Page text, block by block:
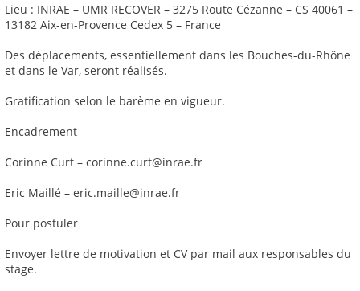
Lieu : INRAE – UMR RECOVER – 3275 Route Cézanne – CS 40061 –
13182 Aix-en-Provence Cedex 5 – France
Des déplacements, essentiellement dans les Bouches-du-Rhône
et dans le Var, seront réalisés.
Gratification selon le barème en vigueur.
Encadrement
Corinne Curt – corinne.curt@inrae.fr
Eric Maillé – eric.maille@inrae.fr
Pour postuler
Envoyer lettre de motivation et CV par mail aux responsables du
stage.